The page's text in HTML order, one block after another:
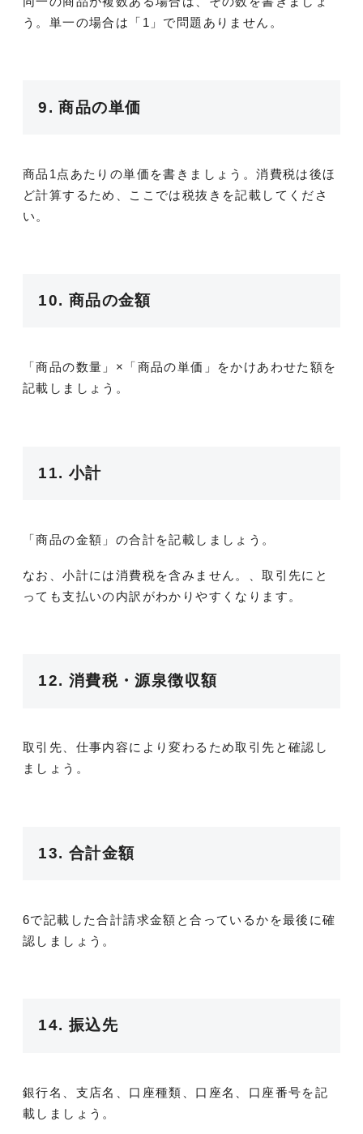
う。単一の場合は「1」で問題ありません。
9. 商品の単価
商品1点あたりの単価を書きましょう。消費税は後ほ
ど計算するため、ここでは税抜きを記載してくださ
い。
10. 商品の金額
「商品の数量」×「商品の単価」をかけあわせた額を
記載しましょう。
11. 小計
「商品の金額」の合計を記載しましょう。
なお、小計には消費税を含みません。、取引先にと
っても支払いの内訳がわかりやすくなります。
12. 消費税・源泉徴収額
取引先、仕事内容により変わるため取引先と確認し
ましょう。
13. 合計金額
6で記載した合計請求金額と合っているかを最後に確
認しましょう。
14. 振込先
銀行名、支店名、口座種類、口座名、口座番号を記
載しましょう。